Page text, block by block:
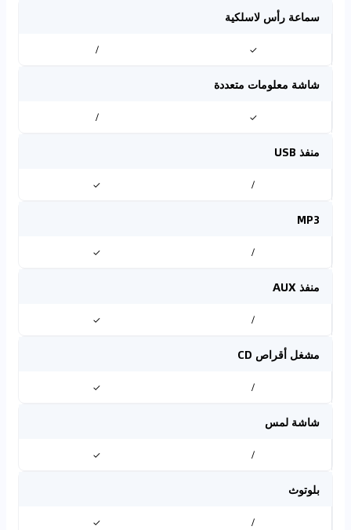
سماعة رأس لاسلكية
✓
/
شاشة معلومات متعددة
✓
/
منفذ USB
/
✓
MP3
/
✓
منفذ AUX
/
✓
مشغل أقراص CD
/
✓
شاشة لمس
/
✓
بلوتوث
/
✓